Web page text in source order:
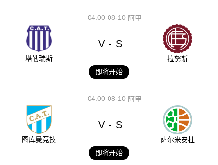
08-10
04:00 阿甲
塔勒瑞斯
V - S
拉努斯
即将开始
08-10
04:00 阿甲
图库曼竞技
V - S
萨尔米安杜
即将开始